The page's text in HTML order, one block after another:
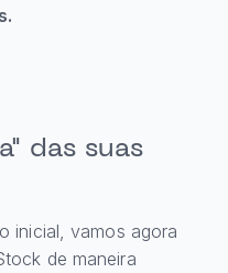
das suas
inicial, vamos agora
de maneira